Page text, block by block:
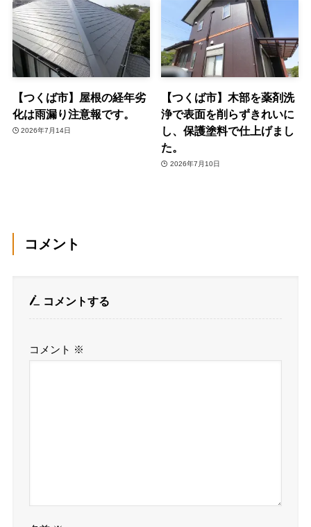
【つくば市】屋根の経年劣
化は雨漏り注意報です。
2026年7月14日
【つくば市】木部を薬剤洗
浄で表面を削らずきれいに
し、保護塗料で仕上げまし
た。
2026年7月10日
コメント
コメントする
コメント ※